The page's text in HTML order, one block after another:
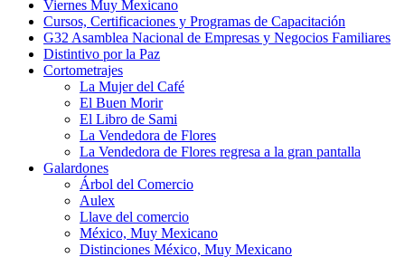
Viernes Muy Mexicano
Cursos, Certificaciones y Programas de Capacitación
G32 Asamblea Nacional de Empresas y Negocios Familiares
Distintivo por la Paz
Cortometrajes
La Mujer del Café
El Buen Morir
El Libro de Sami
La Vendedora de Flores
La Vendedora de Flores regresa a la gran pantalla
Galardones
Árbol del Comercio
Aulex
Llave del comercio
México, Muy Mexicano
Distinciones México, Muy Mexicano